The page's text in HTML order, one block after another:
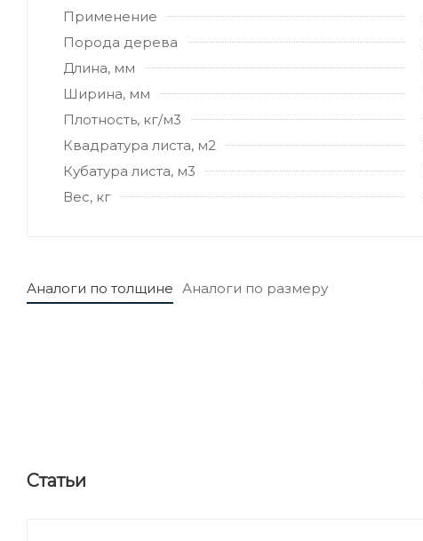
Применение
Порода дерева
Длина, мм
Ширина, мм
Плотность, кг/м3
Квадратура листа, м2
Кубатура листа, м3
Вес, кг
Аналоги по толщине Аналоги по размеру
Статьи